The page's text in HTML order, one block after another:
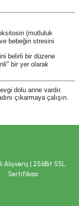
(mutluluk
bebeğin stresini
belirli bir düzene
bir yer olarak
dolu anne vardır.
çıkarmaya çalışın.
Alışveriş | 256Bit SSL
Sertifikası